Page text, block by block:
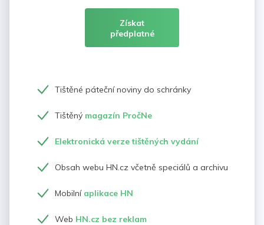
Získat
předplatné
Tištěné páteční noviny do schránky
Tištěný magazín PročNe
Elektronická verze tištěných vydání
Obsah webu HN.cz včetně speciálů a archivu
Mobilní aplikace HN
Web HN.cz bez reklam